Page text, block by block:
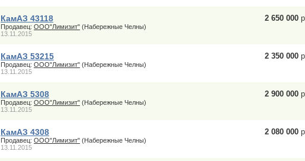
КамАЗ 43118
Продавец: ООО"Лимизит" (Набережные Челны)
13.11.2015
2 650 000
КамАЗ 53215
Продавец: ООО"Лимизит" (Набережные Челны)
13.11.2015
2 350 000
КамАЗ 5308
Продавец: ООО"Лимизит" (Набережные Челны)
13.11.2015
2 900 000
КамАЗ 4308
Продавец: ООО"Лимизит" (Набережные Челны)
13.11.2015
2 080 000